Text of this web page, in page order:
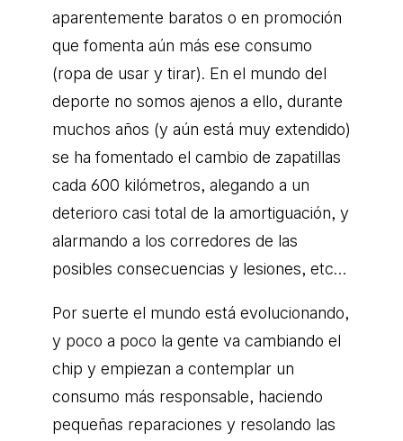
aparentemente baratos o en promoción
que fomenta aún más ese consumo
(ropa de usar y tirar). En el mundo del
deporte no somos ajenos a ello, durante
muchos años (y aún está muy extendido)
se ha fomentado el cambio de zapatillas
cada 600 kilómetros, alegando a un
deterioro casi total de la amortiguación, y
alarmando a los corredores de las
posibles consecuencias y lesiones, etc…
Por suerte el mundo está evolucionando,
y poco a poco la gente va cambiando el
chip y empiezan a contemplar un
consumo más responsable, haciendo
pequeñas reparaciones y resolando las